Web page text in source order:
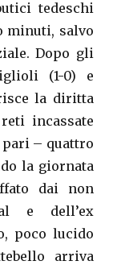
tedeschi
minuti, salvo
Dopo gli
(1-0) e
la diritta
incassate
– quattro
la giornata
dai non
e dell’ex
poco lucido
arriva